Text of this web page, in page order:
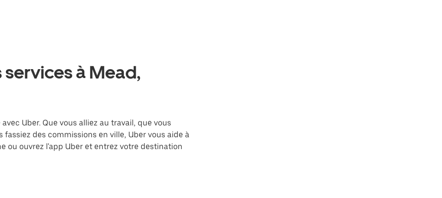
à Mead,
Uber. Que vous alliez au travail, que vous
des commissions en ville, Uber vous aide à
ou ouvrez l'app Uber et entrez votre destination